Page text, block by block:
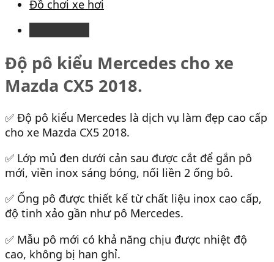
Đồ chơi xe hơi
Độ pô kiểu Mercedes cho xe
Mazda CX5 2018.
✅ Độ pô kiểu Mercedes là dịch vụ làm đẹp cao cấp
cho xe Mazda CX5 2018.
✅ Lớp mủ đen dưới cản sau được cắt để gắn pô
mới, viền inox sáng bóng, nối liền 2 ống bô.
✅ Ống pô được thiết kế từ chất liệu inox cao cấp,
độ tinh xảo gần như pô Mercedes.
✅ Mẫu pô mới có khả năng chịu được nhiệt độ
cao, không bị han ghỉ.